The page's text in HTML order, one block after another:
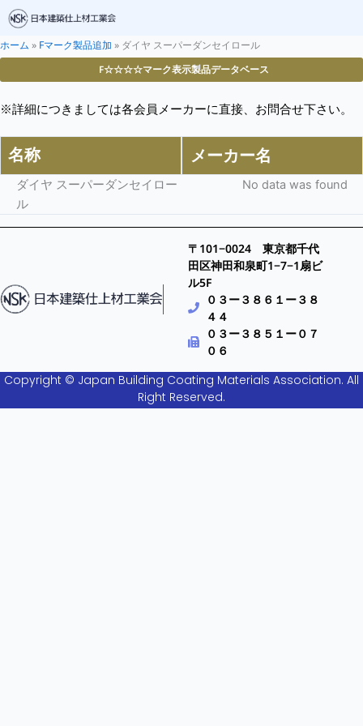
ホーム » Fマーク製品追加 » ダイヤ スーパーダンセイロール
F☆☆☆☆マーク表示製品データベース
※詳細につきましては各会員メーカーに直接、お問合せ下さい。
名称 メーカー名
ダイヤ スーパーダンセイロー
ル
No data was found
〒101−0024 東京都千代
田区神田和泉町1−7−1扇ビ
ル5F
０３ー３８６１ー３８
４４
０３ー３８５１ー０７
０６
Copyright © Japan Building Coating Materials Association. All
Right Reserved.